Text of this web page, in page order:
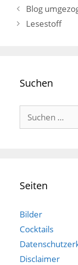
Blog
Lesestoff
Suchen
Suchen
nach:
Seiten
Bilder
Cocktails
Disclaimer